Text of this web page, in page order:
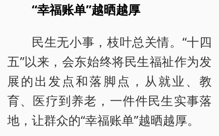
“幸福账单”越晒越厚
民生无小事，枝叶总关情。“十四
五”以来，会东始终将民生福祉作为发
展的出发点和落脚点，从就业、教
育、医疗到养老，一件件民生实事落
地，让群众的“幸福账单”越晒越厚。